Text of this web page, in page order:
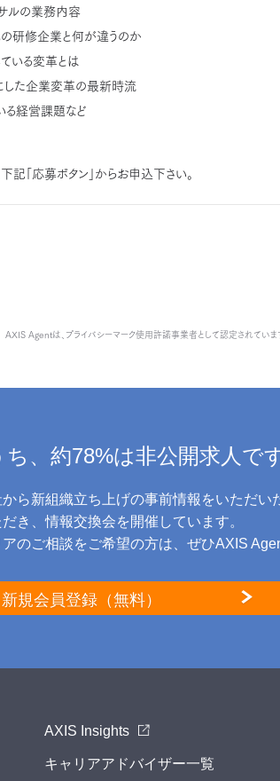
ルの業務内容
研修企業と何が違うのか
いる変革とは
した企業変革の最新時流
る経営課題など
記「応募ボタン」からお申込下さい。
AXIS Agentは、 プライバシーマーク使用許諾事業者として認定されていま
、約78%は非公開求人です
ら新組織立ち上げの事前情報をいただい
き、情報交換会を開催しています。
のご相談をご希望の方は、ぜひAXIS
新規会員登録（無料）
AXIS Insights
キャリアアドバイザー一覧